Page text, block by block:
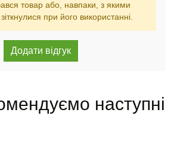
товар або, навпаки, з якими
при його використанні.
наступні